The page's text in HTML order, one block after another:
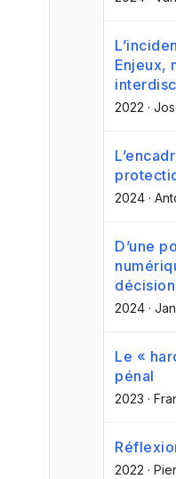
Enjeux,
2022 ·
2024 ·
D’une
2024 ·
Le «
pénal
2023 ·
2022 ·